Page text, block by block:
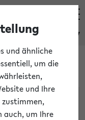
eKVV
und ähnliche
um die
und Ihre
zustimmen,
auch, um Ihre